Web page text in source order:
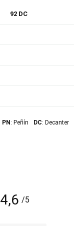
92 DC
PN: Peñín DC: Decanter
4,6 /5